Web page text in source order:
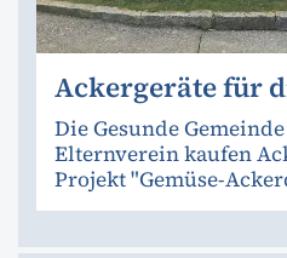
Ackergeräte für
Die Gesunde
Elternverein kaufen
Projekt "Gemüse-